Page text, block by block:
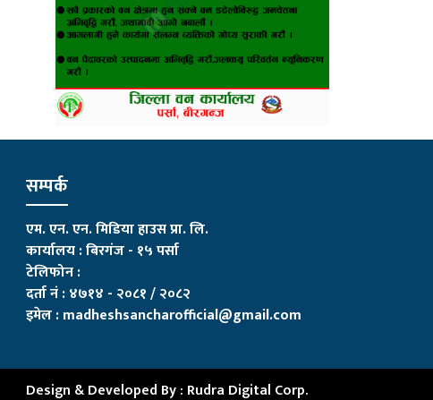
सम्पर्क
एम. एन. एन. मिडिया हाउस प्रा. लि.
कार्यालय : बिरगंज - १५ पर्सा
टेलिफोन :
दर्ता नं : ४७१४ - २०८१ / २०८२
इमेल :madheshsancharofficial@gmail.com
Design & Developed By : Rudra Digital Corp.